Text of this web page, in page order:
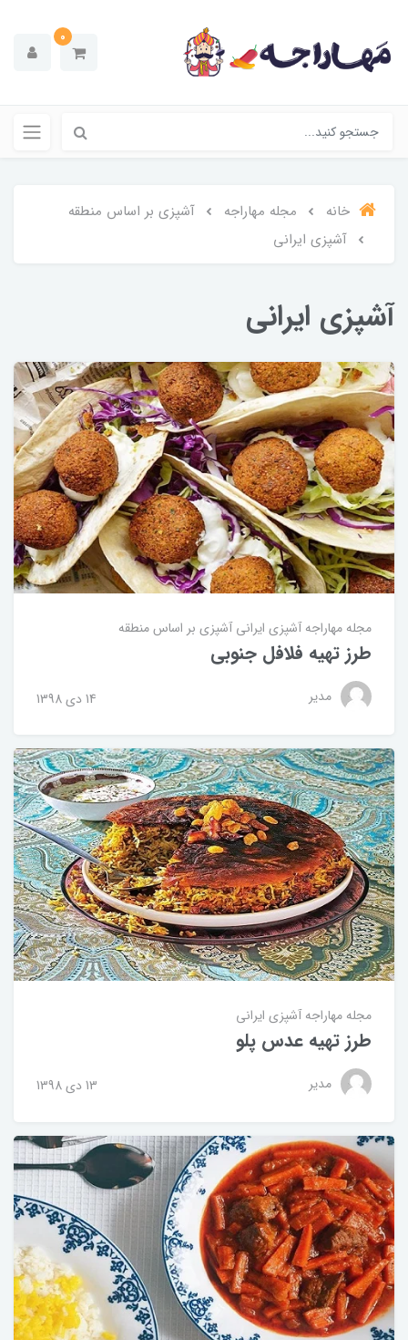
0
خانه مجله مهاراجه
آشپزی بر اساس منطقه
آشپزی ایرانی
آشپزی ایرانی
مجله مهاراجهآشپزی ایرانیآشپزی بر اساس منطقه
طرز تهیه فلافل جنوبی
مدیر 14 دی 1398
مجله مهاراجهآشپزی ایرانی
طرز تهیه عدس پلو
مدیر 13 دی 1398